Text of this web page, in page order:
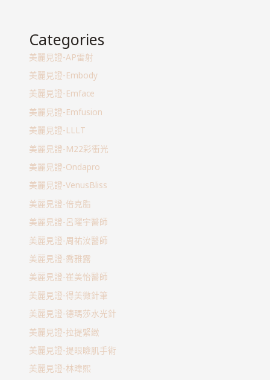
Categories
美麗見證-AP雷射
美麗見證-Embody
美麗見證-Emface
美麗見證-Emfusion
美麗見證-LLLT
美麗見證-M22彩衝光
美麗見證-Ondapro
美麗見證-VenusBliss
美麗見證-倍克脂
美麗見證-呂曜宇醫師
美麗見證-周祐汝醫師
美麗見證-喬雅露
美麗見證-崔美怡醫師
美麗見證-得美微針筆
美麗見證-德瑪莎水光針
美麗見證-拉提緊緻
美麗見證-提眼瞼肌手術
美麗見證-林暐熙